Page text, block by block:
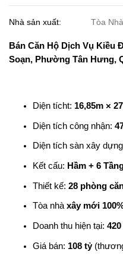
Nhà sản xuất: Tòa
Bán Căn Hộ Dịch Vụ Kiều
Soạn, Phường Tân Hưng,
Diện tícht: 16,85m ×
Diện tích công nhận:
Diện tích sàn xây
Kết cấu: Hầm + 6
Thiết kế: 28 phòng
Tòa nhàxây mới
Doanh thu hiện tại:
Giá bán: 108 tỷ